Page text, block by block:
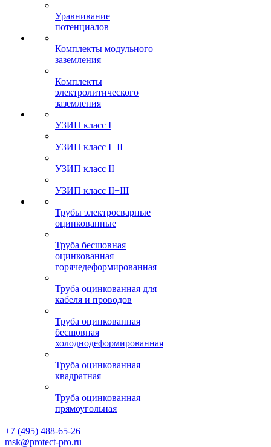
Уравнивание
потенциалов
Комплекты модульного
заземления
Комплекты
электролитического
заземления
УЗИП класс I
УЗИП класс I+II
УЗИП класс II
УЗИП класс II+III
Трубы электросварные
оцинкованные
Труба бесшовная
оцинкованная
горячедеформированная
Труба оцинкованная для
кабеля и проводов
Труба оцинкованная
бесшовная
холоднодеформированная
Труба оцинкованная
квадратная
Труба оцинкованная
прямоугольная
+7 (495) 488-65-26
msk@protect-pro.ru